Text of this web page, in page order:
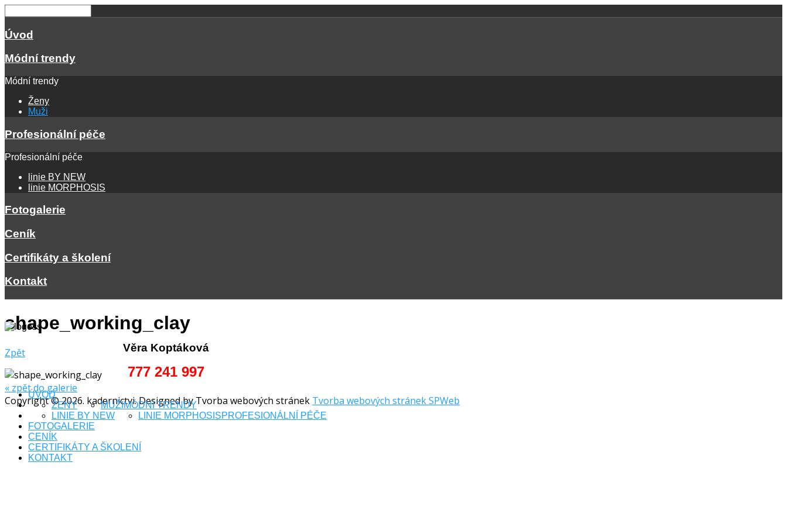
Úvod
Módní trendy
Módní trendy
Ženy
Muži
Profesionální péče
Profesionální péče
linie BY NEW
linie MORPHOSIS
Fotogalerie
Ceník
Certifikáty a školení
Kontakt
Věra Koptáková
777 241 997
ÚVOD
MÓDNÍ TRENDY
ŽENY
MUŽI
PROFESIONÁLNÍ PÉČE
LINIE BY NEW
LINIE MORPHOSIS
FOTOGALERIE
CENÍK
CERTIFIKÁTY A ŠKOLENÍ
KONTAKT
shape_working_clay
Zpět
« zpět do galerie
Copyright © 2026. kadernictvi. Designed by Tvorba webových stránek Tvorba webových stránek SPWeb